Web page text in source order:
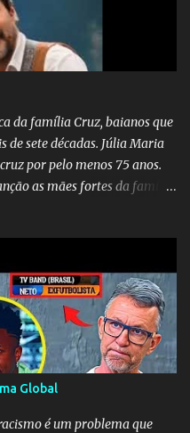
com o sentimento universal
uma narrativa lírica sobre a
e do espaço. YouTube
da família Cruz, baianos que
de sete décadas. Júlia Maria
por pelo menos 75 anos.
as mães fortes da família
Global
é um problema que